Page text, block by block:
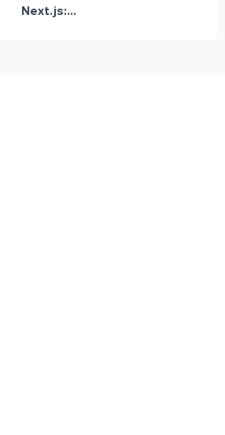
Next.js:...